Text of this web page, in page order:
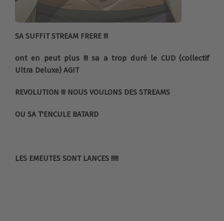
SA SUFFIT STREAM FRERE !!!
ont en peut plus !!! sa a trop duré le CUD (collectif
Ultra Deluxe) AGIT
REVOLUTION !!! NOUS VOULONS DES STREAMS
OU SA T'ENCULE BATARD
LES EMEUTES SONT LANCES !!!!!